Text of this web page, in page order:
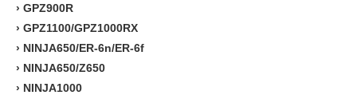
› GPZ900R
› GPZ1100/GPZ1000RX
› NINJA650/ER-6n/ER-6f
› NINJA650/Z650
› NINJA1000